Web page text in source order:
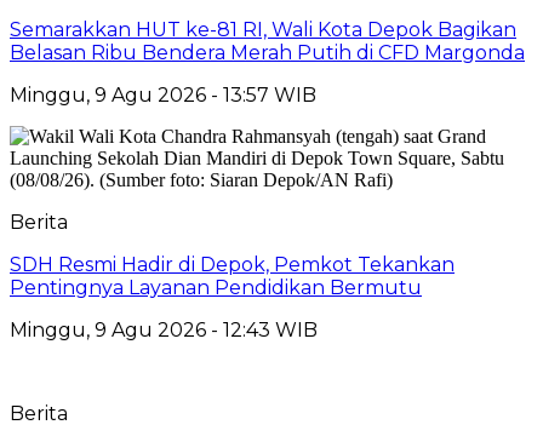
Semarakkan HUT ke-81 RI, Wali Kota Depok Bagikan
Belasan Ribu Bendera Merah Putih di CFD Margonda
Minggu, 9 Agu 2026 - 13:57 WIB
Berita
SDH Resmi Hadir di Depok, Pemkot Tekankan
Pentingnya Layanan Pendidikan Bermutu
Minggu, 9 Agu 2026 - 12:43 WIB
Berita